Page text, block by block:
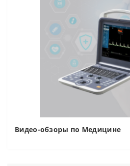
Видео-обзоры по Медицине